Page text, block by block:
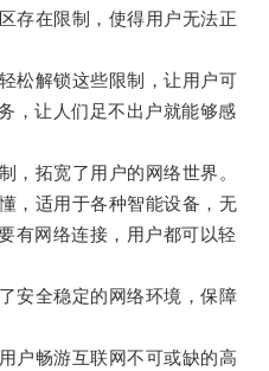
在限制，使得用户无法正
解锁这些限制，让用户可
，让人们足不出户就能够感
拓宽了用户的网络世界。
适用于各种智能设备，无
有网络连接，用户都可以轻
全稳定的网络环境，保障
畅游互联网不可或缺的高